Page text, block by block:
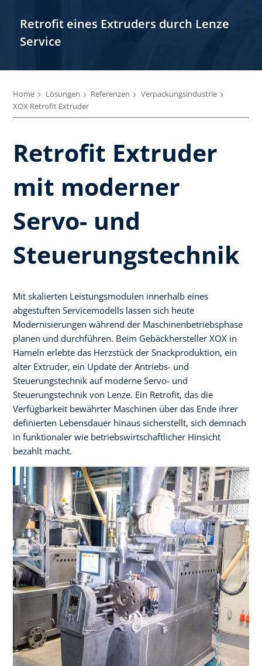
Retrofit eines Extruders durch Lenze
Service
Home Lösungen Referenzen
Verpackungsindustrie
XOX Retrofit Extruder
Retrofit Extruder
mit moderner
Servo- und
Steuerungstechnik
Mit skalierten Leistungsmodulen innerhalb eines
abgestuften Servicemodells lassen sich heute
Modernisierungen während der Maschinenbetriebsphase
planen und durchführen. Beim Gebäckhersteller XOX in
Hameln erlebte das Herzstück der Snackproduktion, ein
alter Extruder, ein Update der Antriebs- und
Steuerungstechnik auf moderne Servo- und
Steuerungstechnik von Lenze. Ein Retrofit, das die
Verfügbarkeit bewährter Maschinen über das Ende ihrer
definierten Lebensdauer hinaus sicherstellt, sich demnach
in funktionaler wie betriebswirtschaftlicher Hinsicht
bezahlt macht.